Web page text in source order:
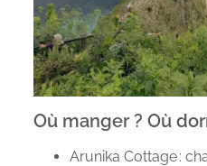
Où manger ? Où
Arunika Cottage :